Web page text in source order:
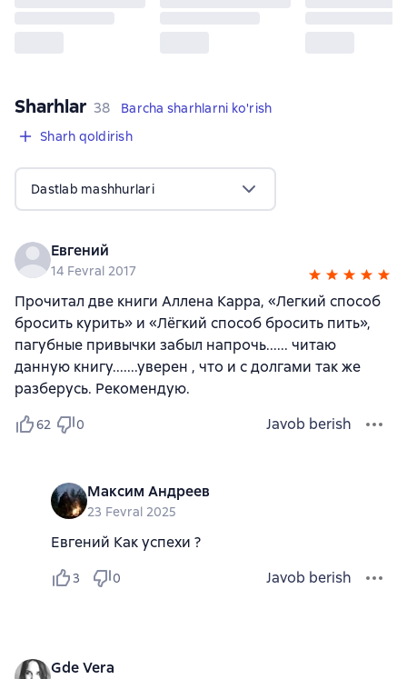
Sharhlar 38 sharhlar
38
Barcha sharhlarni ko'rish
Sharh qoldirish
Dastlab mashhurlari
Евгений
14 Fevral 2017
Прочитал две книги Аллена Карра, «Легкий способ
бросить курить» и «Лёгкий способ бросить пить»,
пагубные привычки забыл напрочь...... читаю
данную книгу.......уверен , что и с долгами так же
разберусь. Рекомендую.
62 0 Javob berish
Максим Андреев
23 Fevral 2025
Евгений Как успехи ?
3 0 Javob berish
Gde Vera